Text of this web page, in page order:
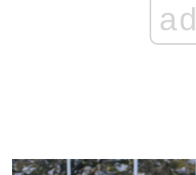
ad